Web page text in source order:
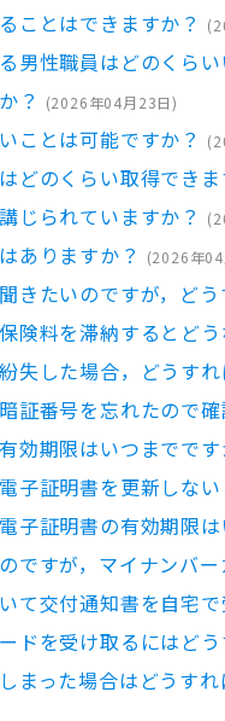
ことはできますか？ (
男性職員はどのくらい
？ (2026年04月23日)
ことは可能ですか？ (
どのくらい取得できま
じられていますか？ (
ありますか？ (2026年
きたいのですが，ど
険料を滞納するとどう
失した場合，どうすれ
証番号を忘れたので確
効期限はいつまでです
子証明書を更新しない
子証明書の有効期限は
ですが，マイナンバ
て交付通知書を自宅
ドを受け取るにはどう
まった場合はどうすれ